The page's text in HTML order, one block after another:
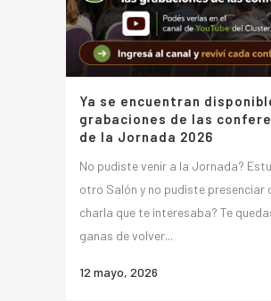
Ya se encuentran
grabaciones de las
de la Jornada 2026
No pudiste venir a la Jornada?
otro Salón y no pudiste presenciar
charla que te interesaba? Te
ganas de volver...
12 mayo, 2026